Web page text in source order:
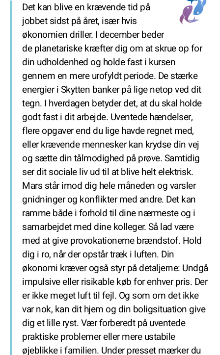
Det kan blive en krævende tid på
jobbet sidst på året, især hvis
økonomien driller. I december beder
de planetariske kræfter dig om at skrue op for
din udholdenhed og holde fast i kursen
gennem en mere urofyldt periode. De stærke
energier i Skytten banker på lige netop ved dit
tegn. I hverdagen betyder det, at du skal holde
godt fast i dit arbejde. Uventede hændelser,
flere opgaver end du lige havde regnet med,
eller krævende mennesker kan krydse din vej
og sætte din tålmodighed på prøve. Samtidig
ser dit sociale liv ud til at blive helt elektrisk.
Mars står imod dig hele måneden og varsler
gnidninger og konflikter med andre. Det kan
ramme både i forhold til dine nærmeste og i
samarbejdet med dine kolleger. Så lad være
med at give provokationerne brændstof. Hold
dig i ro, når der opstår træk i luften. Din
økonomi kræver også styr på detaljerne: Undgå
impulsive eller risikable køb for enhver pris. Der
er ikke meget luft til fejl. Og som om det ikke
var nok, kan dit hjem og din boligsituation give
dig et lille ryst. Vær forberedt på uventede
praktiske problemer eller mere ustabile
øjeblikke i familien. Under presset mærker du